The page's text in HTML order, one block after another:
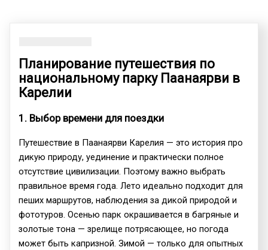
Планирование путешествия по
национальному парку Паанаярви в
Карелии
1. Выбор времени для поездки
Путешествие в Паанаярви Карелия — это история про
дикую природу, уединение и практически полное
отсутствие цивилизации. Поэтому важно выбрать
правильное время года. Лето идеально подходит для
пеших маршрутов, наблюдения за дикой природой и
фототуров. Осенью парк окрашивается в багряные и
золотые тона — зрелище потрясающее, но погода
может быть капризной. Зимой — только для опытных